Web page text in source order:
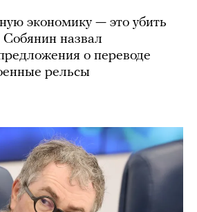
экономику — это убить
Собянин назвал
о переводе
рельсы